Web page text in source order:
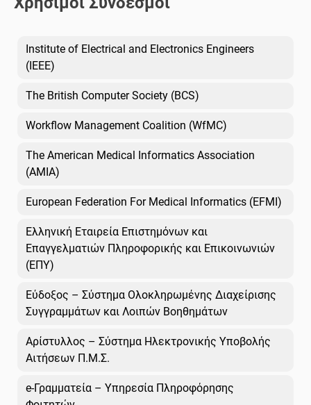
Institute of Electrical and Electronics Engineers
(IEEE)
The British Computer Society (BCS)
Workflow Management Coalition (WfMC)
The American Medical Informatics Association
(AMIA)
European Federation For Medical Informatics (EFMI)
Ελληνική Εταιρεία Επιστημόνων και
Επαγγελματιών Πληροφορικής και Επικοινωνιών
(ΕΠΥ)
Εύδοξος – Σύστημα Ολοκληρωμένης Διαχείρισης
Συγγραμμάτων και Λοιπών Βοηθημάτων
Αρίστυλλος – Σύστημα Ηλεκτρονικής Υποβολής
Αιτήσεων Π.Μ.Σ.
e-Γραμματεία – Υπηρεσία Πληροφόρησης